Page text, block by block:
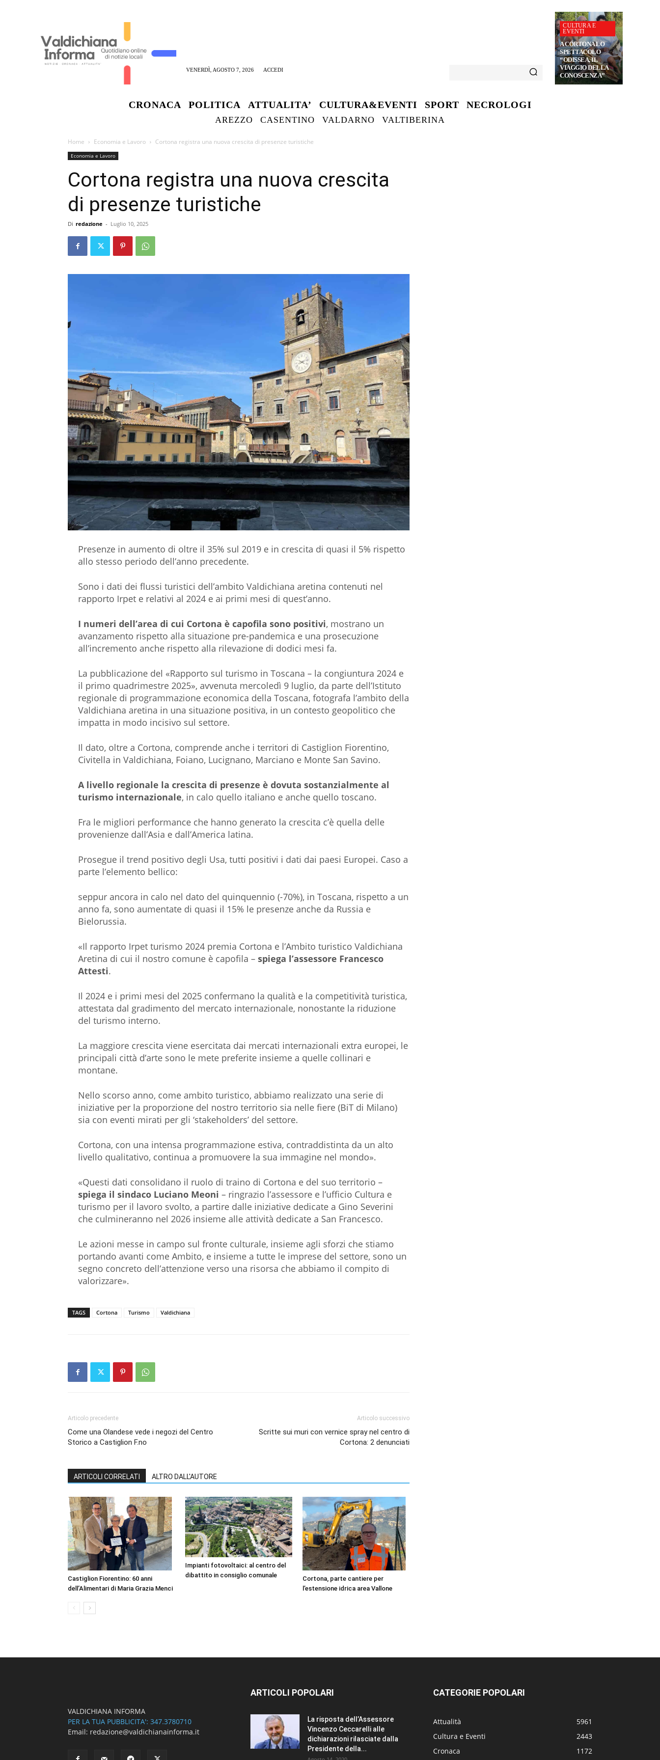
VENERDÌ, AGOSTO 7, 2026 ACCEDI
CULTURA E
EVENTI
A CORTONA LO
SPETTACOLO
“ODISSEA, IL
VIAGGIO DELLA
CONOSCENZA”
CRONACA POLITICA ATTUALITA’ CULTURA&EVENTI SPORT NECROLOGI
AREZZO CASENTINO VALDARNO VALTIBERINA
Home Economia e Lavoro Cortona registra una nuova crescita di presenze turistiche
Economia e Lavoro
Cortona registra una nuova crescita
di presenze turistiche
Di redazione - Luglio 10, 2025
Presenze in aumento di oltre il 35% sul 2019 e in crescita di quasi il 5% rispetto
allo stesso periodo dell’anno precedente.
Sono i dati dei flussi turistici dell’ambito Valdichiana aretina contenuti nel
rapporto Irpet e relativi al 2024 e ai primi mesi di quest’anno.
I numeri dell’area di cui Cortona è capofila sono positivi, mostrano un
avanzamento rispetto alla situazione pre-pandemica e una prosecuzione
all’incremento anche rispetto alla rilevazione di dodici mesi fa.
La pubblicazione del «Rapporto sul turismo in Toscana – la congiuntura 2024 e
il primo quadrimestre 2025», avvenuta mercoledì 9 luglio, da parte dell’Istituto
regionale di programmazione economica della Toscana, fotografa l’ambito della
Valdichiana aretina in una situazione positiva, in un contesto geopolitico che
impatta in modo incisivo sul settore.
Il dato, oltre a Cortona, comprende anche i territori di Castiglion Fiorentino,
Civitella in Valdichiana, Foiano, Lucignano, Marciano e Monte San Savino.
A livello regionale la crescita di presenze è dovuta sostanzialmente al
turismo internazionale, in calo quello italiano e anche quello toscano.
Fra le migliori performance che hanno generato la crescita c’è quella delle
provenienze dall’Asia e dall’America latina.
Prosegue il trend positivo degli Usa, tutti positivi i dati dai paesi Europei. Caso a
parte l’elemento bellico:
seppur ancora in calo nel dato del quinquennio (-70%), in Toscana, rispetto a un
anno fa, sono aumentate di quasi il 15% le presenze anche da Russia e
Bielorussia.
«Il rapporto Irpet turismo 2024 premia Cortona e l’Ambito turistico Valdichiana
Aretina di cui il nostro comune è capofila – spiega l’assessore Francesco
Attesti.
Il 2024 e i primi mesi del 2025 confermano la qualità e la competitività turistica,
attestata dal gradimento del mercato internazionale, nonostante la riduzione
del turismo interno.
La maggiore crescita viene esercitata dai mercati internazionali extra europei, le
principali città d’arte sono le mete preferite insieme a quelle collinari e
montane.
Nello scorso anno, come ambito turistico, abbiamo realizzato una serie di
iniziative per la proporzione del nostro territorio sia nelle fiere (BiT di Milano)
sia con eventi mirati per gli ‘stakeholders’ del settore.
Cortona, con una intensa programmazione estiva, contraddistinta da un alto
livello qualitativo, continua a promuovere la sua immagine nel mondo».
«Questi dati consolidano il ruolo di traino di Cortona e del suo territorio –
spiega il sindaco Luciano Meoni – ringrazio l’assessore e l’ufficio Cultura e
turismo per il lavoro svolto, a partire dalle iniziative dedicate a Gino Severini
che culmineranno nel 2026 insieme alle attività dedicate a San Francesco.
Le azioni messe in campo sul fronte culturale, insieme agli sforzi che stiamo
portando avanti come Ambito, e insieme a tutte le imprese del settore, sono un
segno concreto dell’attenzione verso una risorsa che abbiamo il compito di
valorizzare».
TAGS Cortona Turismo Valdichiana
Articolo precedente
Come una Olandese vede i negozi del Centro
Storico a Castiglion F.no
Articolo successivo
Scritte sui muri con vernice spray nel centro di
Cortona: 2 denunciati
ARTICOLI CORRELATI ALTRO DALL'AUTORE
Castiglion Fiorentino: 60 anni
dell’Alimentari di Maria Grazia Menci
Impianti fotovoltaici: al centro del
dibattito in consiglio comunale
Cortona, parte cantiere per
l’estensione idrica area Vallone
VALDICHIANA INFORMA
PER LA TUA PUBBLICITA': 347.3780710
Email: redazione@valdichianainforma.it
ARTICOLI POPOLARI
La risposta dell’Assessore
Vincenzo Ceccarelli alle
dichiarazioni rilasciate dalla
Presidente della...
CATEGORIE POPOLARI
Attualità
5961
Cultura e Eventi
2443
Cronaca
1172